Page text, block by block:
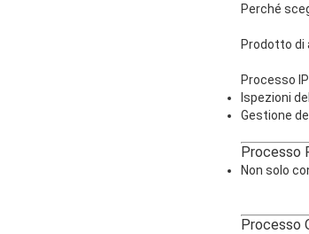
Perché
Prodotto
Processo
Ispezioni
Gestione
Non solo